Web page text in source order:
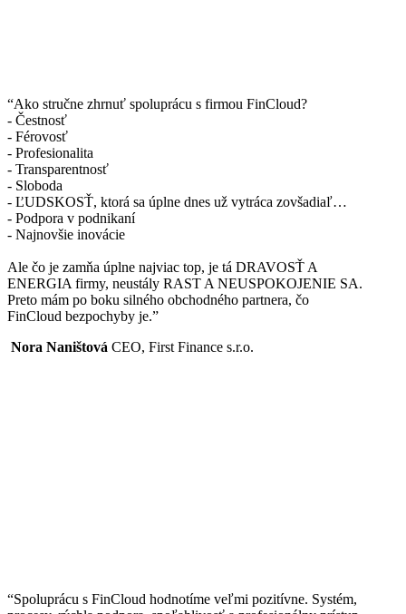
“Ako stručne zhrnuť spoluprácu s firmou FinCloud?
- Čestnosť
- Férovosť
- Profesionalita
- Transparentnosť
- Sloboda
- ĽUDSKOSŤ, ktorá sa úplne dnes už vytráca zovšadiaľ…
- Podpora v podnikaní
- Najnovšie inovácie
Ale čo je zamňa úplne najviac top, je tá DRAVOSŤ A
ENERGIA firmy, neustály RAST A NEUSPOKOJENIE SA.
Preto mám po boku silného obchodného partnera, čo
FinCloud bezpochyby je.”
Nora Naništová CEO, First Finance s.r.o.
“Spoluprácu s FinCloud hodnotíme veľmi pozitívne. Systém,